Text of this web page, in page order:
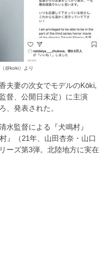
@koki）より
夫妻の次女でモデルのKōki,
督、公開日未定）に主演
、発表された。
水監督による『犬鳴村』
』（21年、山田杏奈・山口
ーズ第3弾。北陸地方に実在